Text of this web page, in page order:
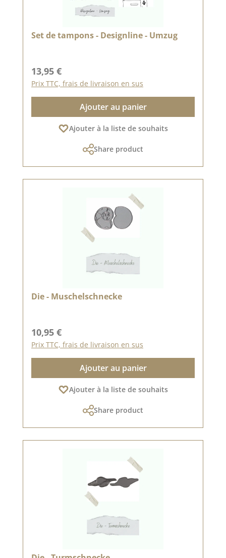
Set de tampons - Designline - Umzug
Prix régulier :
13,95 €
Prix TTC, frais de livraison en sus
Ajouter au panier
Ajouter à la liste de souhaits
Share product
Die - Muschelschnecke
Prix régulier :
10,95 €
Prix TTC, frais de livraison en sus
Ajouter au panier
Ajouter à la liste de souhaits
Share product